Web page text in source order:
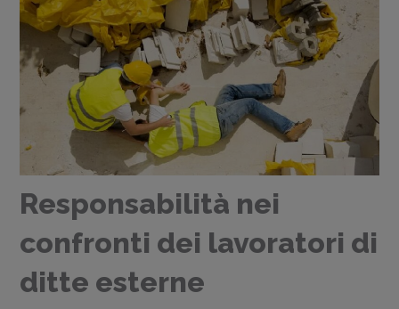
Responsabilità nei
confronti dei lavoratori di
ditte esterne